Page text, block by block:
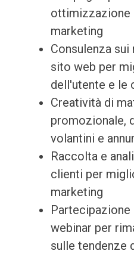
ottimizzazione
marketing
Consulenza
sito web per
dell'utente e le
Creatività di
promozionale,
volantini e
Raccolta e
clienti per
marketing
webinar per
sulle tendenze